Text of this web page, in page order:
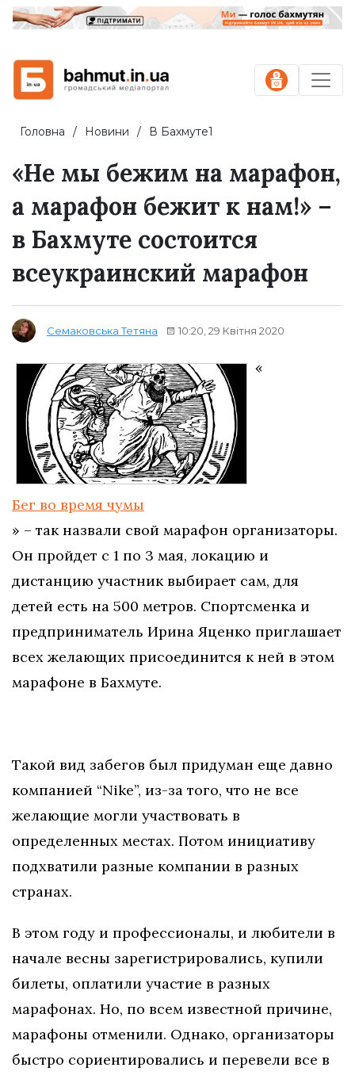
Головна Новини В Бахмуте1
«Не мы бежим на марафон,
а марафон бежит к нам!» –
в Бахмуте состоится
всеукраинский марафон
Семаковська Тетяна 10:20, 29 Квітня 2020
«
Бег во время чумы
» – так назвали свой марафон организаторы.
Он пройдет с 1 по 3 мая, локацию и
дистанцию участник выбирает сам, для
детей есть на 500 метров. Спортсменка и
предприниматель Ирина Яценко приглашает
всех желающих присоединится к ней в этом
марафоне в Бахмуте.
Такой вид забегов был придуман еще давно
компанией “Nike”, из-за того, что не все
желающие могли участвовать в
определенных местах. Потом инициативу
подхватили разные компании в разных
странах.
В этом году и профессионалы, и любители в
начале весны зарегистрировались, купили
билеты, оплатили участие в разных
марафонах. Но, по всем известной причине,
марафоны отменили. Однако, организаторы
быстро сориентировались и перевели все в